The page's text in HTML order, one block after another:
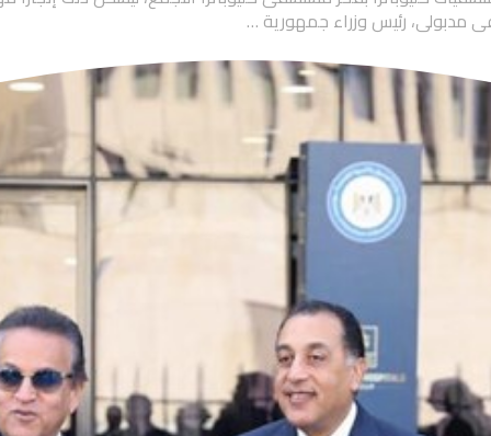
مدبولي، رئيس وزراء جمهورية …